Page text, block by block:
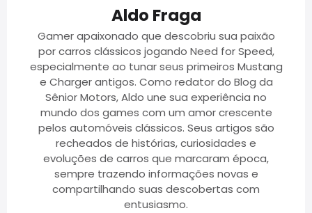
Aldo Fraga
Gamer apaixonado que descobriu sua paixão
por carros clássicos jogando Need for Speed,
especialmente ao tunar seus primeiros Mustang
e Charger antigos. Como redator do Blog da
Sênior Motors, Aldo une sua experiência no
mundo dos games com um amor crescente
pelos automóveis clássicos. Seus artigos são
recheados de histórias, curiosidades e
evoluções de carros que marcaram época,
sempre trazendo informações novas e
compartilhando suas descobertas com
entusiasmo.